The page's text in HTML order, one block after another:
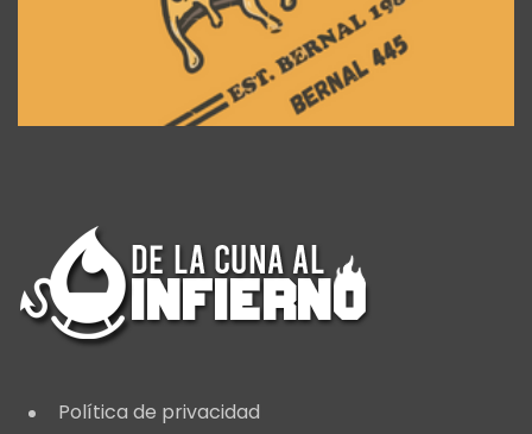
Política de privacidad